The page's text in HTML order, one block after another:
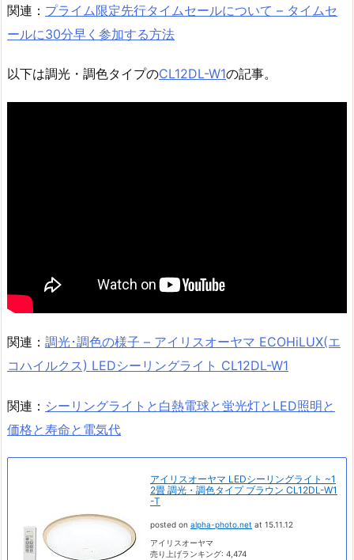
関連： プライム限定先行タイムセールについて – タイムセ
ールに30分早く参加する方法
以下は調光・調色タイプのCL12DL-W1の記事。
関連： 調光･調色の様子 – アイリスオーヤマ ECOHiLUX(エ
コハイルクス) LEDシーリングライト CL12DL-W1
関連： シーリングライトと白熱電球と蛍光灯とLED照明と
価格と寿命と電気代
アイリスオーヤマ LEDシーリングライト ~1
2畳 調光・調色タイプ ブラウン CL12DL-W1
-T
posted on alpha-photo.net at 15.11.12
アイリスオーヤマ
売り上げランキング: 4,474